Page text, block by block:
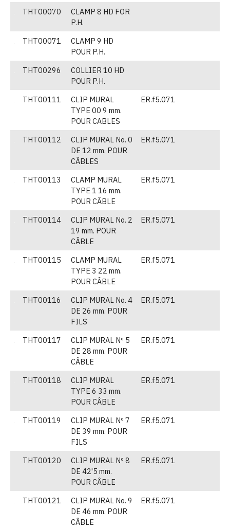
THT00070
CLAMP 8 HD FOR
P.H.
THT00071
CLAMP 9 HD
POUR P.H.
THT00296
COLLIER 10 HD
POUR P.H.
THT00111
CLIP MURAL
TYPE 00 9 mm.
POUR CABLES
ER.f5.071
THT00112
CLIP MURAL No. 0
DE 12 mm. POUR
CÂBLES
ER.f5.071
THT00113
CLAMP MURAL
TYPE 1 16 mm.
POUR CÂBLE
ER.f5.071
THT00114
CLIP MURAL No. 2
19 mm. POUR
CÂBLE
ER.f5.071
THT00115
CLAMP MURAL
TYPE 3 22 mm.
POUR CÂBLE
ER.f5.071
THT00116
CLIP MURAL No. 4
DE 26 mm. POUR
FILS
ER.f5.071
THT00117
CLIP MURAL Nº 5
DE 28 mm. POUR
CÂBLE
ER.f5.071
THT00118
CLIP MURAL
TYPE 6 33 mm.
POUR CÂBLE
ER.f5.071
THT00119
CLIP MURAL Nº 7
DE 39 mm. POUR
FILS
ER.f5.071
THT00120
CLIP MURAL Nº 8
DE 42'5 mm.
POUR CÂBLE
ER.f5.071
THT00121
CLIP MURAL No. 9
DE 46 mm. POUR
CÂBLE
ER.f5.071